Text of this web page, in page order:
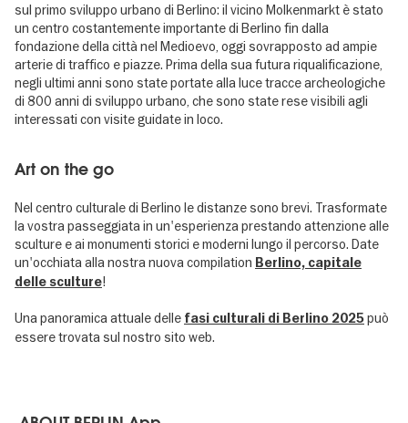
sul primo sviluppo urbano di Berlino: il vicino Molkenmarkt è stato
un centro costantemente importante di Berlino fin dalla
fondazione della città nel Medioevo, oggi sovrapposto ad ampie
arterie di traffico e piazze. Prima della sua futura riqualificazione,
negli ultimi anni sono state portate alla luce tracce archeologiche
di 800 anni di sviluppo urbano, che sono state rese visibili agli
interessati con visite guidate in loco.
Art on the go
Nel centro culturale di Berlino le distanze sono brevi. Trasformate
la vostra passeggiata in un'esperienza prestando attenzione alle
sculture e ai monumenti storici e moderni lungo il percorso. Date
un'occhiata alla nostra nuova compilation Berlino, capitale
delle sculture!
Una panoramica attuale delle fasi culturali di Berlino 2025può
essere trovata sul nostro sito web.